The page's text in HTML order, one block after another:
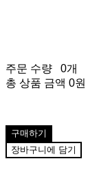
주문 수량
0개
총 상품 금액 0원
구매하기
장바구니에 담기